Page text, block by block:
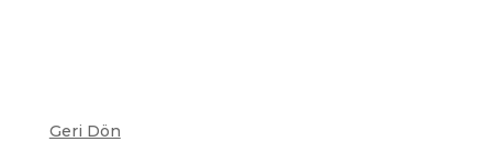
Geri Dön